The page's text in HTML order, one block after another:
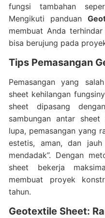
fungsi tambahan
Mengikuti panduan
membuat Anda
bisa berujung pada
Tips Pemasangan
Pemasangan yang
sheet kehilangan
sheet dipasang
sambungan antar
lupa, pemasangan yang
estetis, aman, dan
mendadak”. Dengan
sheet bekerja
membuat proyek
tahun.
Geotextile Sheet: